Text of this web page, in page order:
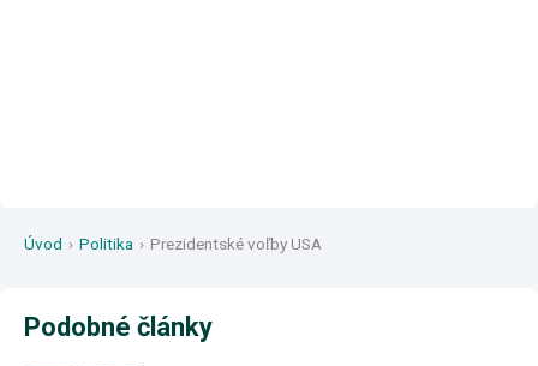
Úvod › Politika › Prezidentské voľby USA
Podobné články